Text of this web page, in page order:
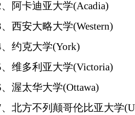
卡迪亚大学(Acadia)
安大略大学(Western)
克大学(York)
多利亚大学(Victoria)
太华大学(Ottawa)
方不列颠哥伦比亚大学